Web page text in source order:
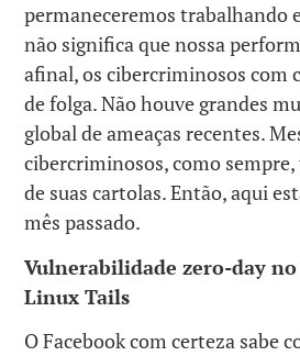
permaneceremos trabalhando
não significa que nossa
afinal, os cibercriminosos com
de folga. Não houve grandes
global de ameaças recentes.
cibercriminosos, como
de suas cartolas. Então, aqui
mês passado.
Vulnerabilidade zero-day no
Linux Tails
O Facebook com certeza sabe